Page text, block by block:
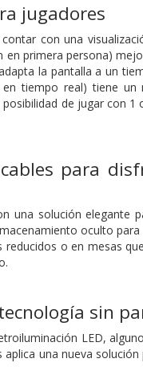
jugadores
con una
primera persona)
la pantalla a un
tiempo real) tiene un
de jugar con
para
solución elegante
oculto
o en mesas
sin
LED,
una nueva